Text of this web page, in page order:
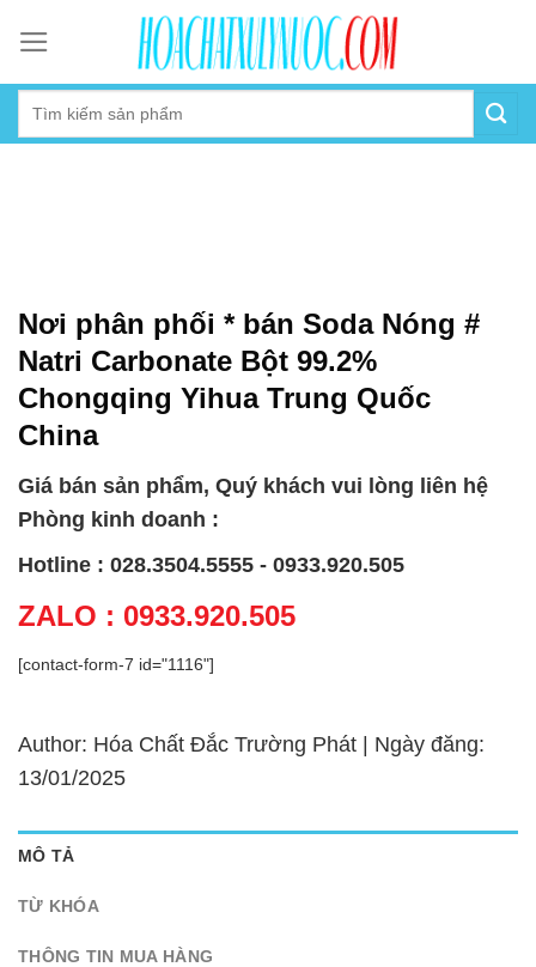
content
Nơi phân phối * bán Soda Nóng #
Natri Carbonate Bột 99.2%
Chongqing Yihua Trung Quốc
China
Giá bán sản phẩm, Quý khách vui lòng liên hệ
Phòng kinh doanh :
Hotline : 028.3504.5555 - 0933.920.505
ZALO : 0933.920.505
[contact-form-7 id="1116"]
Author: Hóa Chất Đắc Trường Phát | Ngày đăng:
13/01/2025
MÔ TẢ
TỪ KHÓA
THÔNG TIN MUA HÀNG